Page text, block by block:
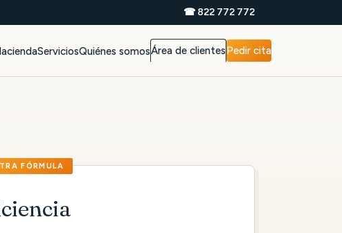
☎ 822 772 772
ServiciosQuiénes somosÁrea de clientesPedir cita